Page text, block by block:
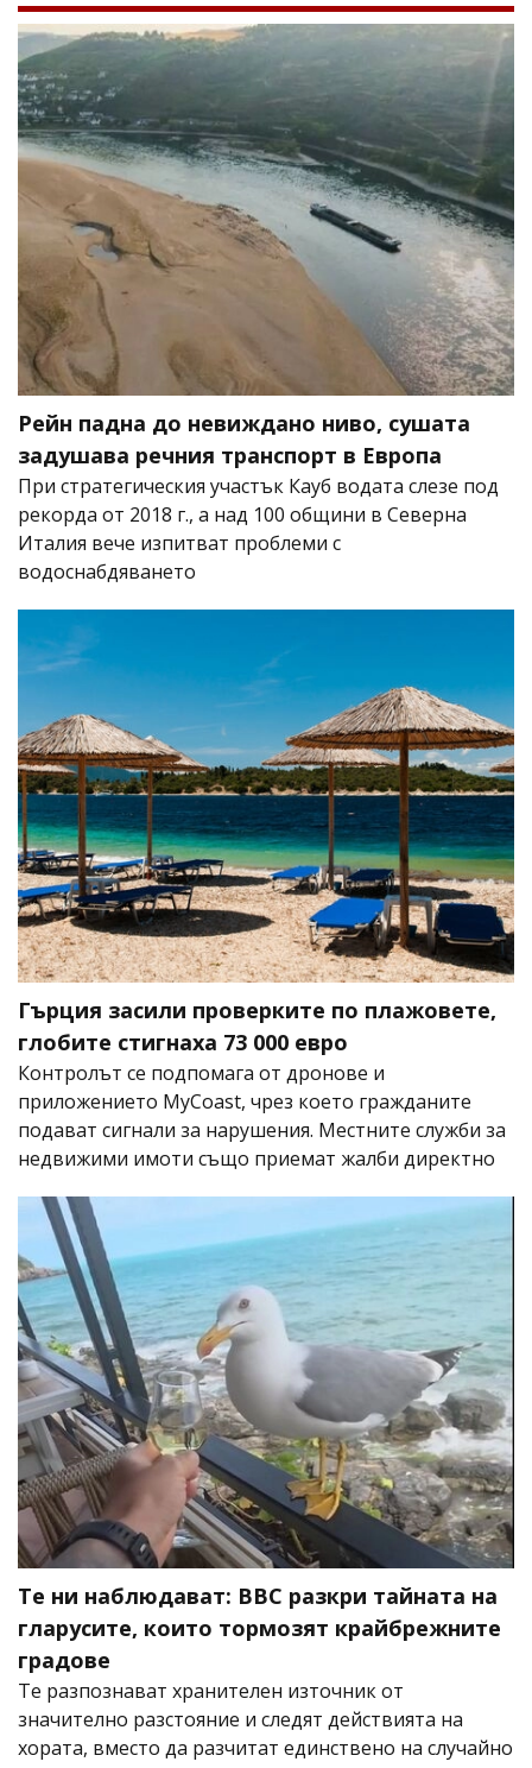
Рейн падна до невиждано ниво, сушата
задушава речния транспорт в Европа
При стратегическия участък Кауб водата слезе под
рекорда от 2018 г., а над 100 общини в Северна
Италия вече изпитват проблеми с
водоснабдяването
Гърция засили проверките по плажовете,
глобите стигнаха 73 000 евро
Контролът се подпомага от дронове и
приложението MyCoast, чрез което гражданите
подават сигнали за нарушения. Местните служби за
недвижими имоти също приемат жалби директно
Те ни наблюдават: BBC разкри тайната на
гларусите, които тормозят крайбрежните
градове
Те разпознават хранителен източник от
значително разстояние и следят действията на
хората, вместо да разчитат единствено на случайно